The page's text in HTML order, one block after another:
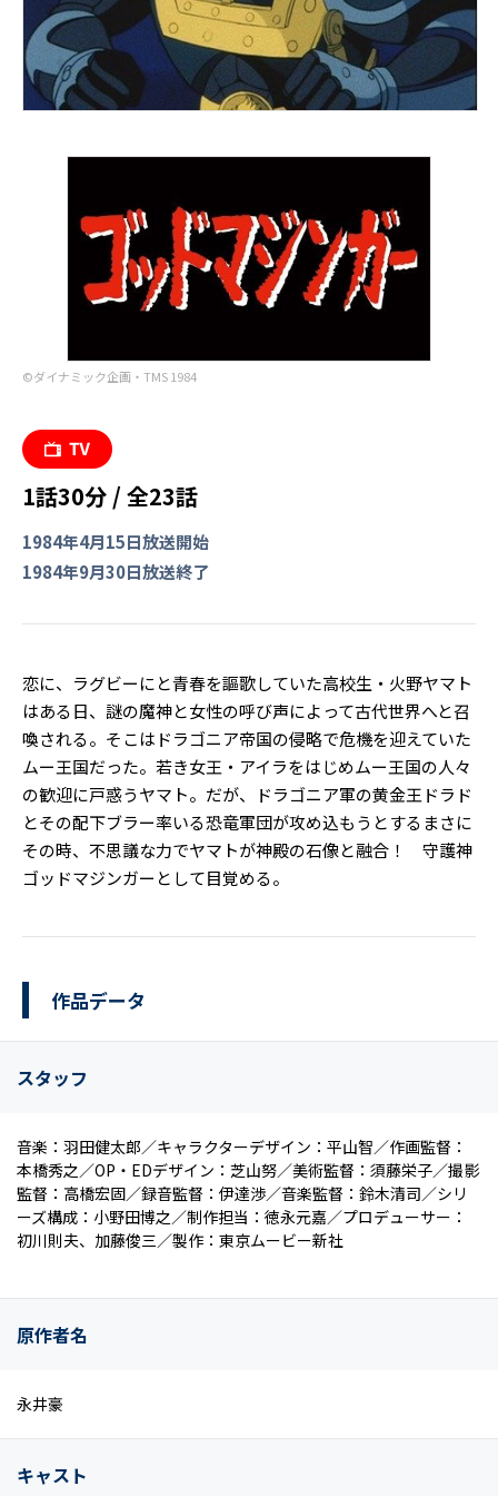
©ダイナミック企画・TMS 1984
1話30分 / 全23話
1984年4月15日放送開始
1984年9月30日放送終了
恋に、ラグビーにと青春を謳歌していた高校生・火野ヤマト
はある日、謎の魔神と女性の呼び声によって古代世界へと召
喚される。そこはドラゴニア帝国の侵略で危機を迎えていた
ムー王国だった。若き女王・アイラをはじめムー王国の人々
の歓迎に戸惑うヤマト。だが、ドラゴニア軍の黄金王ドラド
とその配下ブラー率いる恐竜軍団が攻め込もうとするまさに
その時、不思議な力でヤマトが神殿の石像と融合！ 守護神
ゴッドマジンガーとして目覚める。
作品データ
スタッフ
音楽：羽田健太郎／キャラクターデザイン：平山智／作画監督：
本橋秀之／OP・EDデザイン：芝山努／美術監督：須藤栄子／撮影
監督：高橋宏固／録音監督：伊達渉／音楽監督：鈴木清司／シリ
ーズ構成：小野田博之／制作担当：徳永元嘉／プロデューサー：
初川則夫、加藤俊三／製作：東京ムービー新社
原作者名
永井豪
キャスト